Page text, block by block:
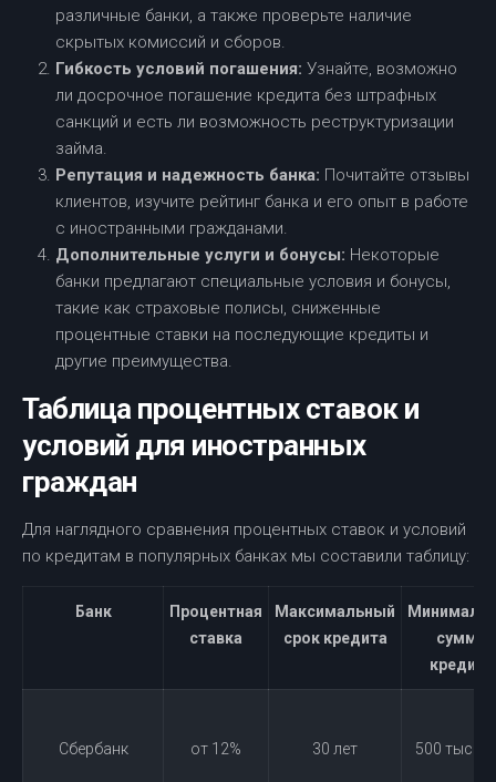
различные банки, а также проверьте наличие
скрытых комиссий и сборов.
Гибкость условий погашения: Узнайте, возможно
ли досрочное погашение кредита без штрафных
санкций и есть ли возможность реструктуризации
займа.
Репутация и надежность банка: Почитайте отзывы
клиентов, изучите рейтинг банка и его опыт в работе
с иностранными гражданами.
Дополнительные услуги и бонусы: Некоторые
банки предлагают специальные условия и бонусы,
такие как страховые полисы, сниженные
процентные ставки на последующие кредиты и
другие преимущества.
Таблица процентных ставок и
условий для иностранных
граждан
Для наглядного сравнения процентных ставок и условий
по кредитам в популярных банках мы составили таблицу:
Банк
Процентная
ставка
Максимальный
срок кредита
сумма
кредита
Сбербанк от 12% 30 лет 500 тыс.